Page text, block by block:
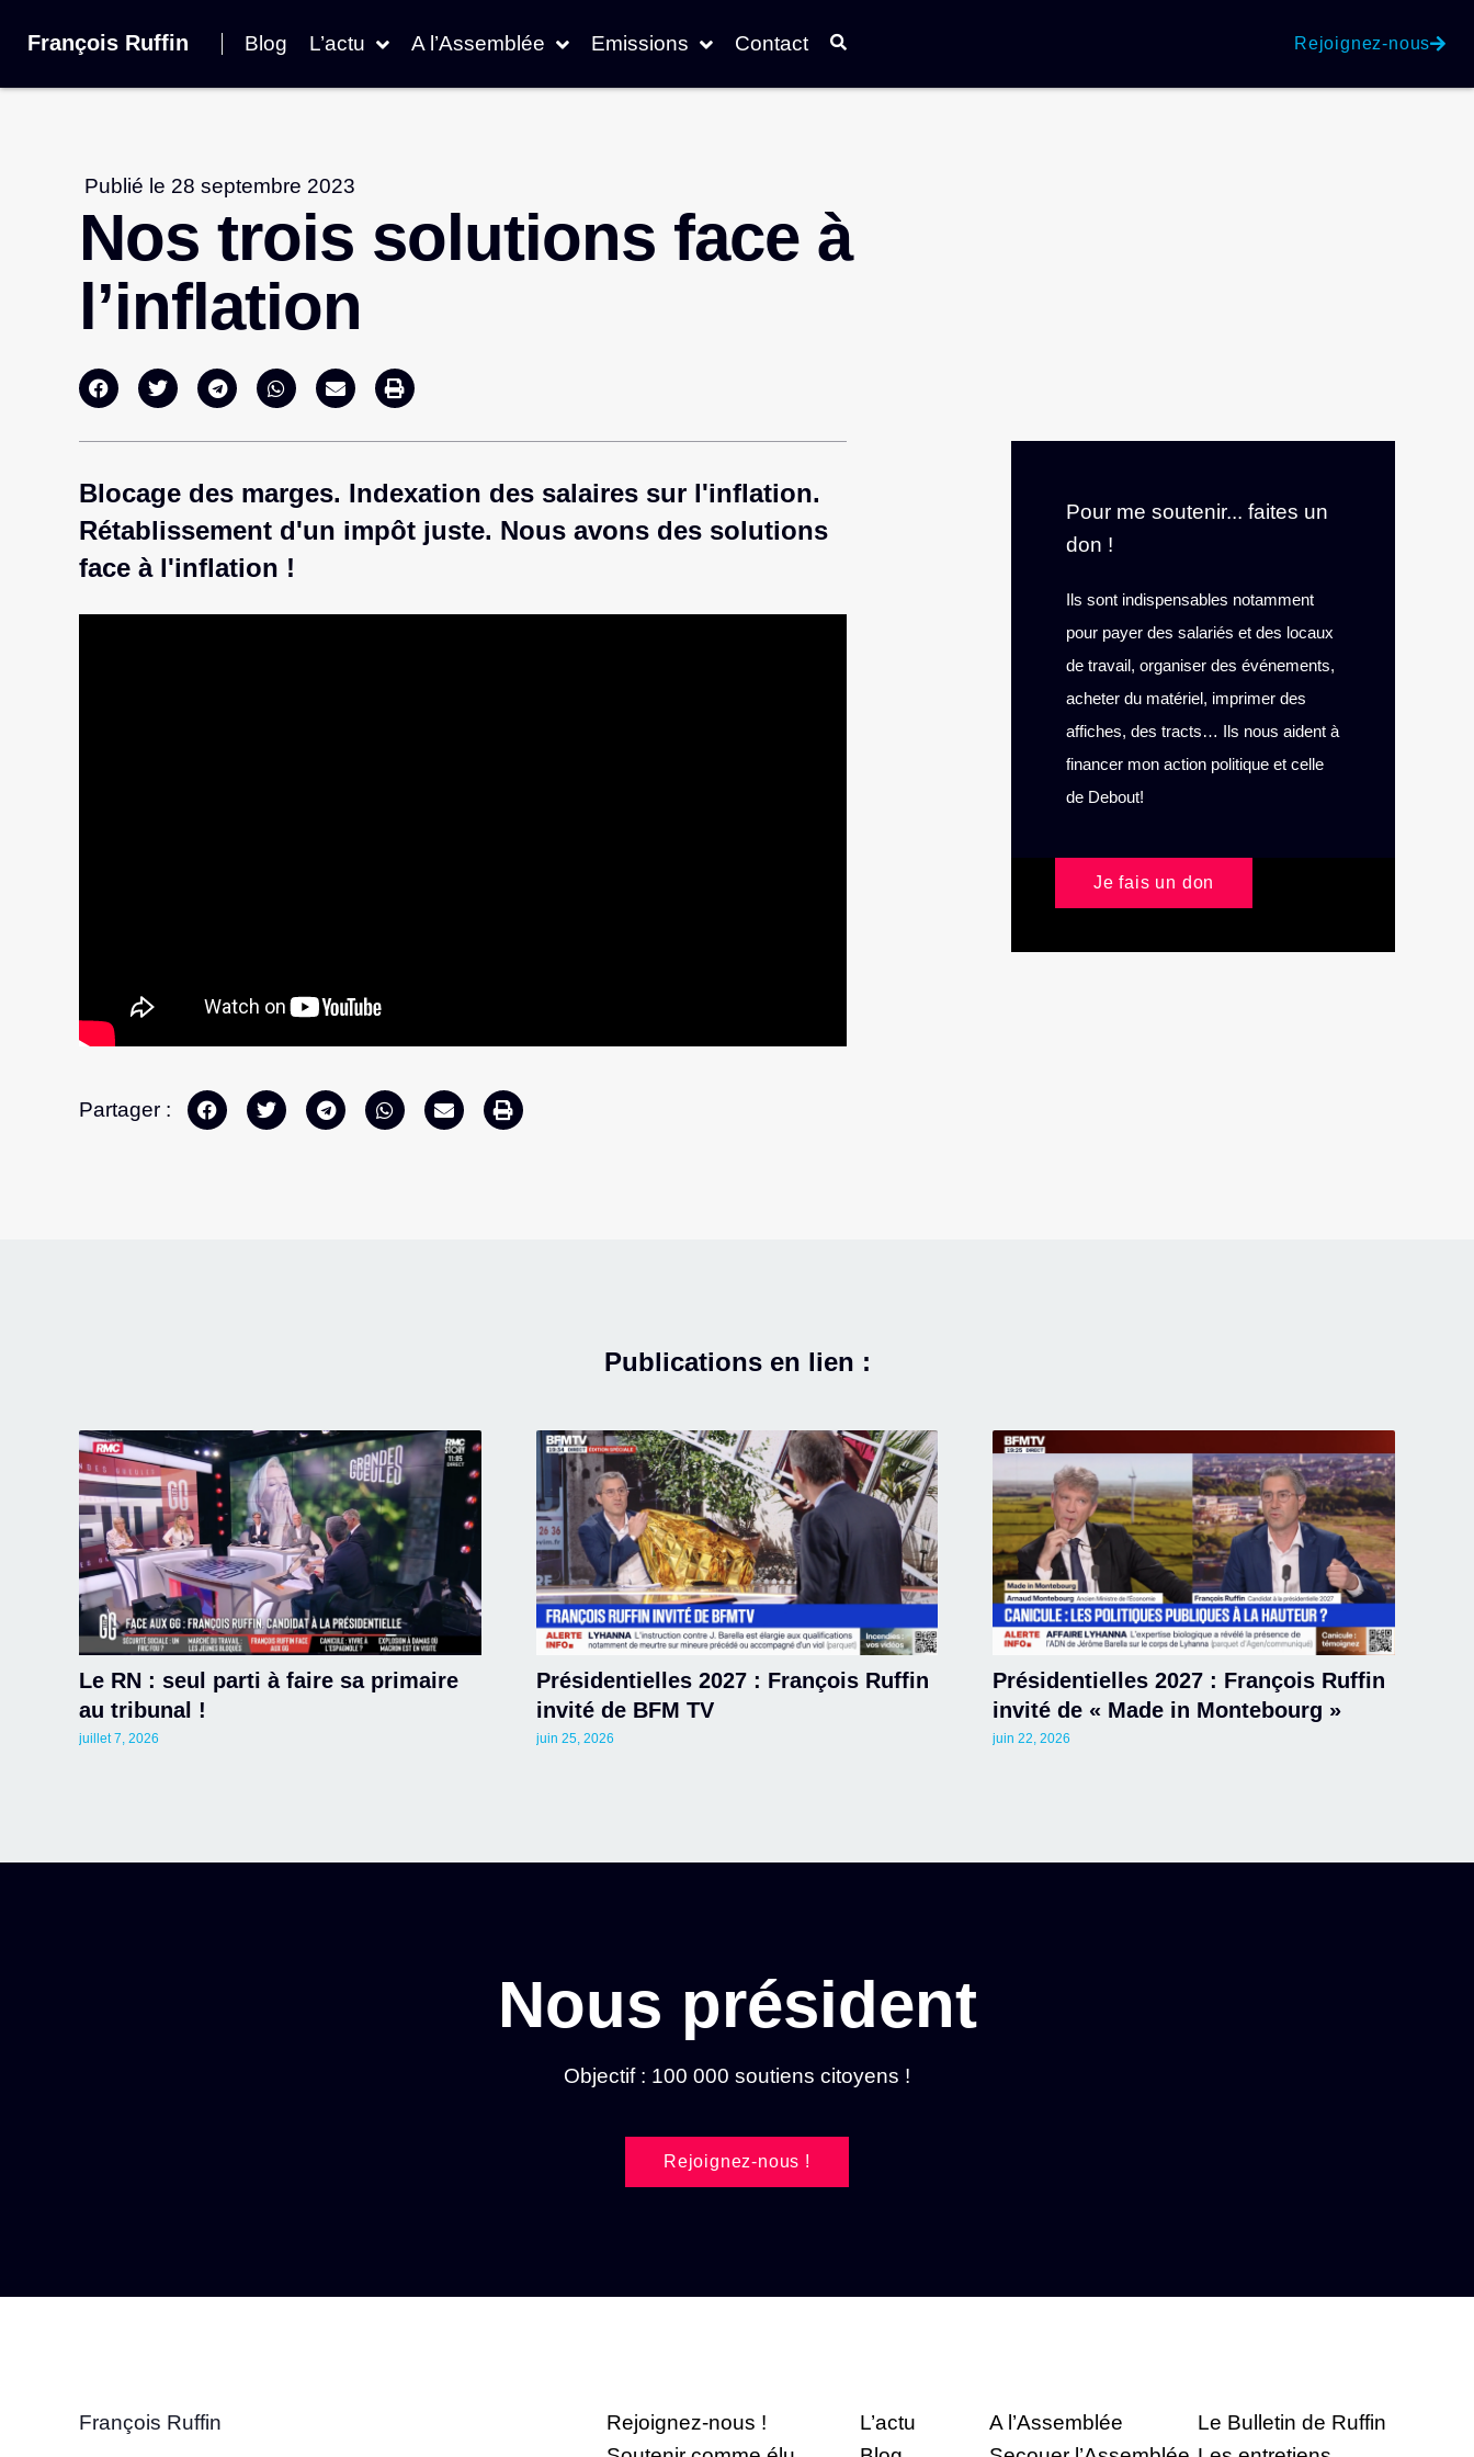
François Ruffin Blog L’actu A l’Assemblée Emissions Contact Rejoignez-nous
Publié le 28 septembre 2023
Nos trois solutions face à
l’inflation
Blocage des marges. Indexation des salaires sur l'inflation.
Rétablissement d'un impôt juste. Nous avons des solutions
face à l'inflation !
Partager :
Pour me soutenir... faites un
don !
Ils sont indispensables notamment
pour payer des salariés et des locaux
de travail, organiser des événements,
acheter du matériel, imprimer des
affiches, des tracts… Ils nous aident à
financer mon action politique et celle
de Debout!
Je fais un don
Publications en lien :
Le RN : seul parti à faire sa primaire
au tribunal !
juillet 7, 2026
Présidentielles 2027 : François Ruffin
invité de BFM TV
juin 25, 2026
Présidentielles 2027 : François Ruffin
invité de « Made in Montebourg »
juin 22, 2026
Nous président
Objectif : 100 000 soutiens citoyens !
Rejoignez-nous !
François Ruffin
Rejoignez-nous !
L’actu
A l’Assemblée
Le Bulletin de Ruffin